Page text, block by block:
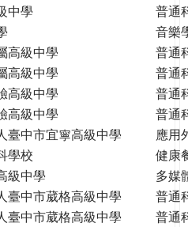
中學
普通
音樂
高級中學
普通
高級中學
普通
高級中學
普通
高級中學
普通
臺中市宜寧高級中學
應用
學校
健康
級中學
多媒
臺中市葳格高級中學
普通
臺中市葳格高級中學
普通